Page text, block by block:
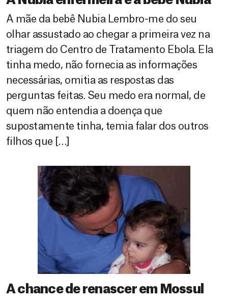
A mãe da bebê Nubia Lembro-me do seu
olhar assustado ao chegar a primeira vez na
triagem do Centro de Tratamento Ebola. Ela
tinha medo, não fornecia as informações
necessárias, omitia as respostas das
perguntas feitas. Seu medo era normal, de
quem não entendia a doença que
supostamente tinha, temia falar dos outros
filhos que […]
A chance de renascer em Mossul